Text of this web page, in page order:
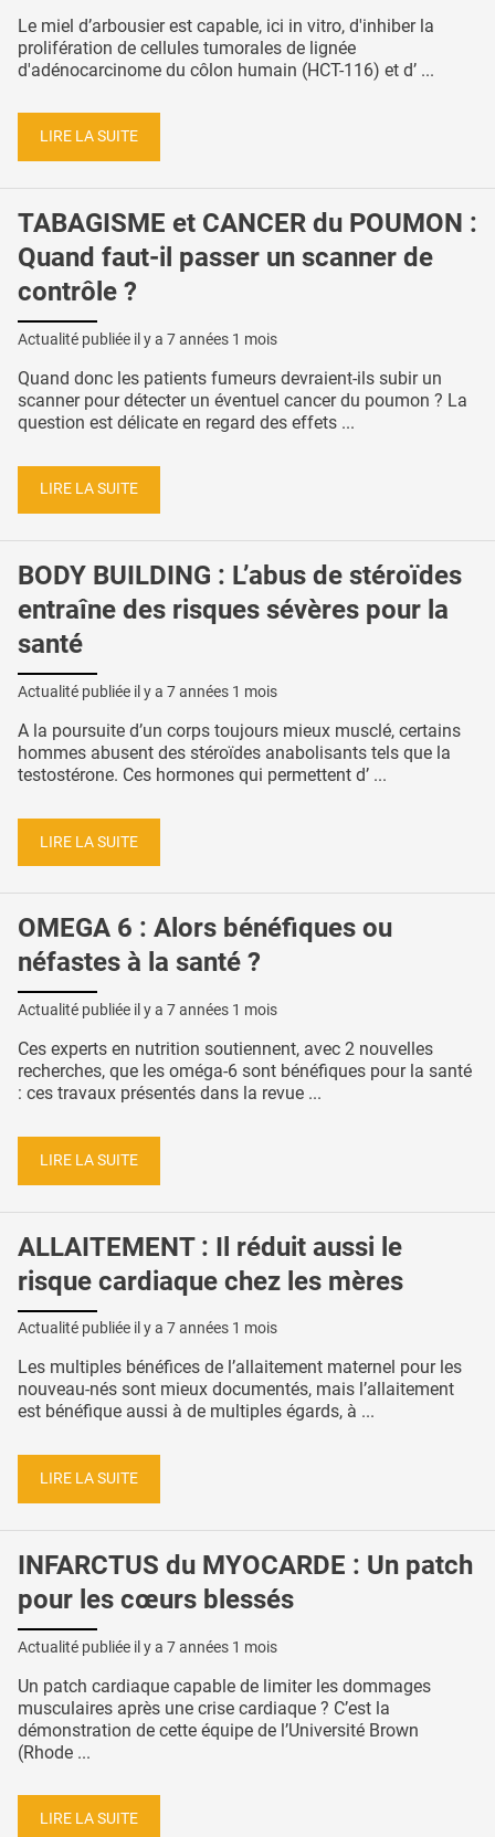
Le miel d’arbousier est capable, ici in vitro, d'inhiber la
prolifération de cellules tumorales de lignée
d'adénocarcinome du côlon humain (HCT-116) et d’ ...
LIRE LA SUITE
TABAGISME et CANCER du POUMON :
Quand faut-il passer un scanner de
contrôle ?
Actualité publiée il y a 7 années 1 mois
Quand donc les patients fumeurs devraient-ils subir un
scanner pour détecter un éventuel cancer du poumon ? La
question est délicate en regard des effets ...
LIRE LA SUITE
BODY BUILDING : L’abus de stéroïdes
entraîne des risques sévères pour la
santé
Actualité publiée il y a 7 années 1 mois
A la poursuite d’un corps toujours mieux musclé, certains
hommes abusent des stéroïdes anabolisants tels que la
testostérone. Ces hormones qui permettent d’ ...
LIRE LA SUITE
OMEGA 6 : Alors bénéfiques ou
néfastes à la santé ?
Actualité publiée il y a 7 années 1 mois
Ces experts en nutrition soutiennent, avec 2 nouvelles
recherches, que les oméga-6 sont bénéfiques pour la santé
: ces travaux présentés dans la revue ...
LIRE LA SUITE
ALLAITEMENT : Il réduit aussi le
risque cardiaque chez les mères
Actualité publiée il y a 7 années 1 mois
Les multiples bénéfices de l’allaitement maternel pour les
nouveau-nés sont mieux documentés, mais l’allaitement
est bénéfique aussi à de multiples égards, à ...
LIRE LA SUITE
INFARCTUS du MYOCARDE : Un patch
pour les cœurs blessés
Actualité publiée il y a 7 années 1 mois
Un patch cardiaque capable de limiter les dommages
musculaires après une crise cardiaque ? C’est la
démonstration de cette équipe de l’Université Brown
(Rhode ...
LIRE LA SUITE